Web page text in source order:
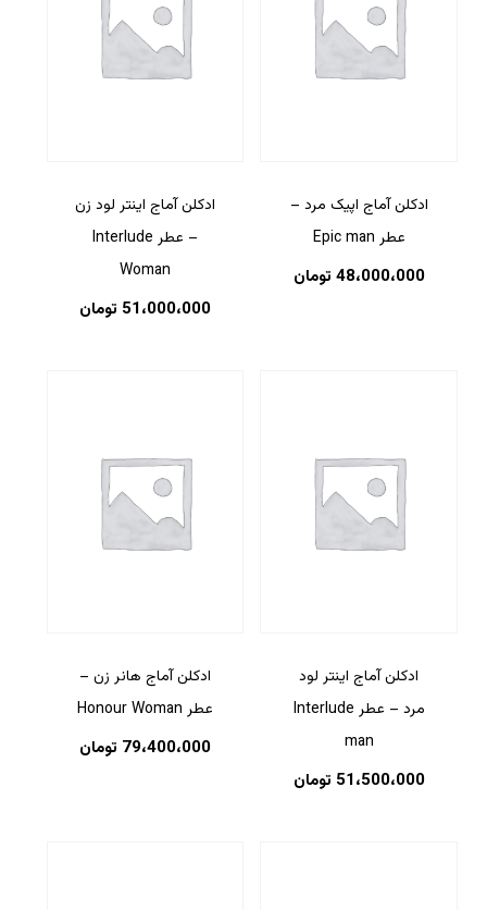
ادکلن آماج اپیک مرد –
عطر Epic man
48،000،000 تومان
ادکلن آماج اینتر لود زن
– عطر Interlude
Woman
51،000،000 تومان
ادکلن آماج اینتر لود
مرد – عطر Interlude
man
51،500،000 تومان
ادکلن آماج هانر زن –
عطر Honour Woman
79،400،000 تومان